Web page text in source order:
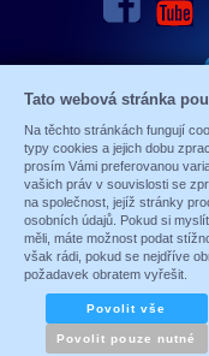
© 1989 - 2026
Tato webová stránka
Na těchto stránkách fungují
typy cookies a jejich dobu
prosím Vámi preferovanou
vašich práv v souvislosti se
na společnost, jejíž stránky
osobních údajů. Pokud si
měli, máte možnost podat
však rádi, pokud se nejdříve
požadavek obratem vyřešit.
Povolit vše
Povolit pouze nutné